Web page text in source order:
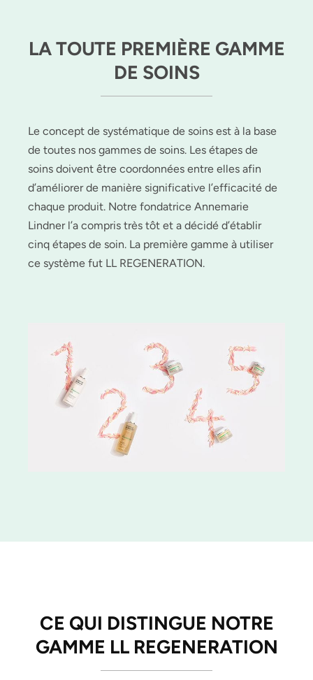
LA TOUTE PREMIÈRE GAMME
DE SOINS
Le concept de systématique de soins est à la base
de toutes nos gammes de soins. Les étapes de
soins doivent être coordonnées entre elles afin
d’améliorer de manière significative l’efficacité de
chaque produit. Notre fondatrice Annemarie
Lindner l’a compris très tôt et a décidé d’établir
cinq étapes de soin. La première gamme à utiliser
ce système fut LL REGENERATION.
CE QUI DISTINGUE NOTRE
GAMME LL REGENERATION